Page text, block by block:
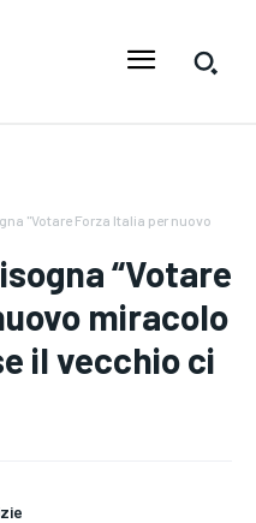
"Votare Forza Italia per nuovo
“Votare
miracolo
il vecchio ci